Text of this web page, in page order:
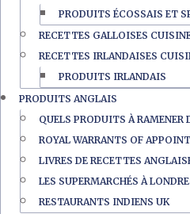
PRODUITS ÉCOSSAIS ET
RECETTES GALLOISES
RECETTES IRLANDAISES
PRODUITS IRLANDAIS
PRODUITS ANGLAIS
QUELS PRODUITS À RAMENER
ROYAL WARRANTS OF
LIVRES DE RECETTES
LES SUPERMARCHÉS À
RESTAURANTS INDIENS UK